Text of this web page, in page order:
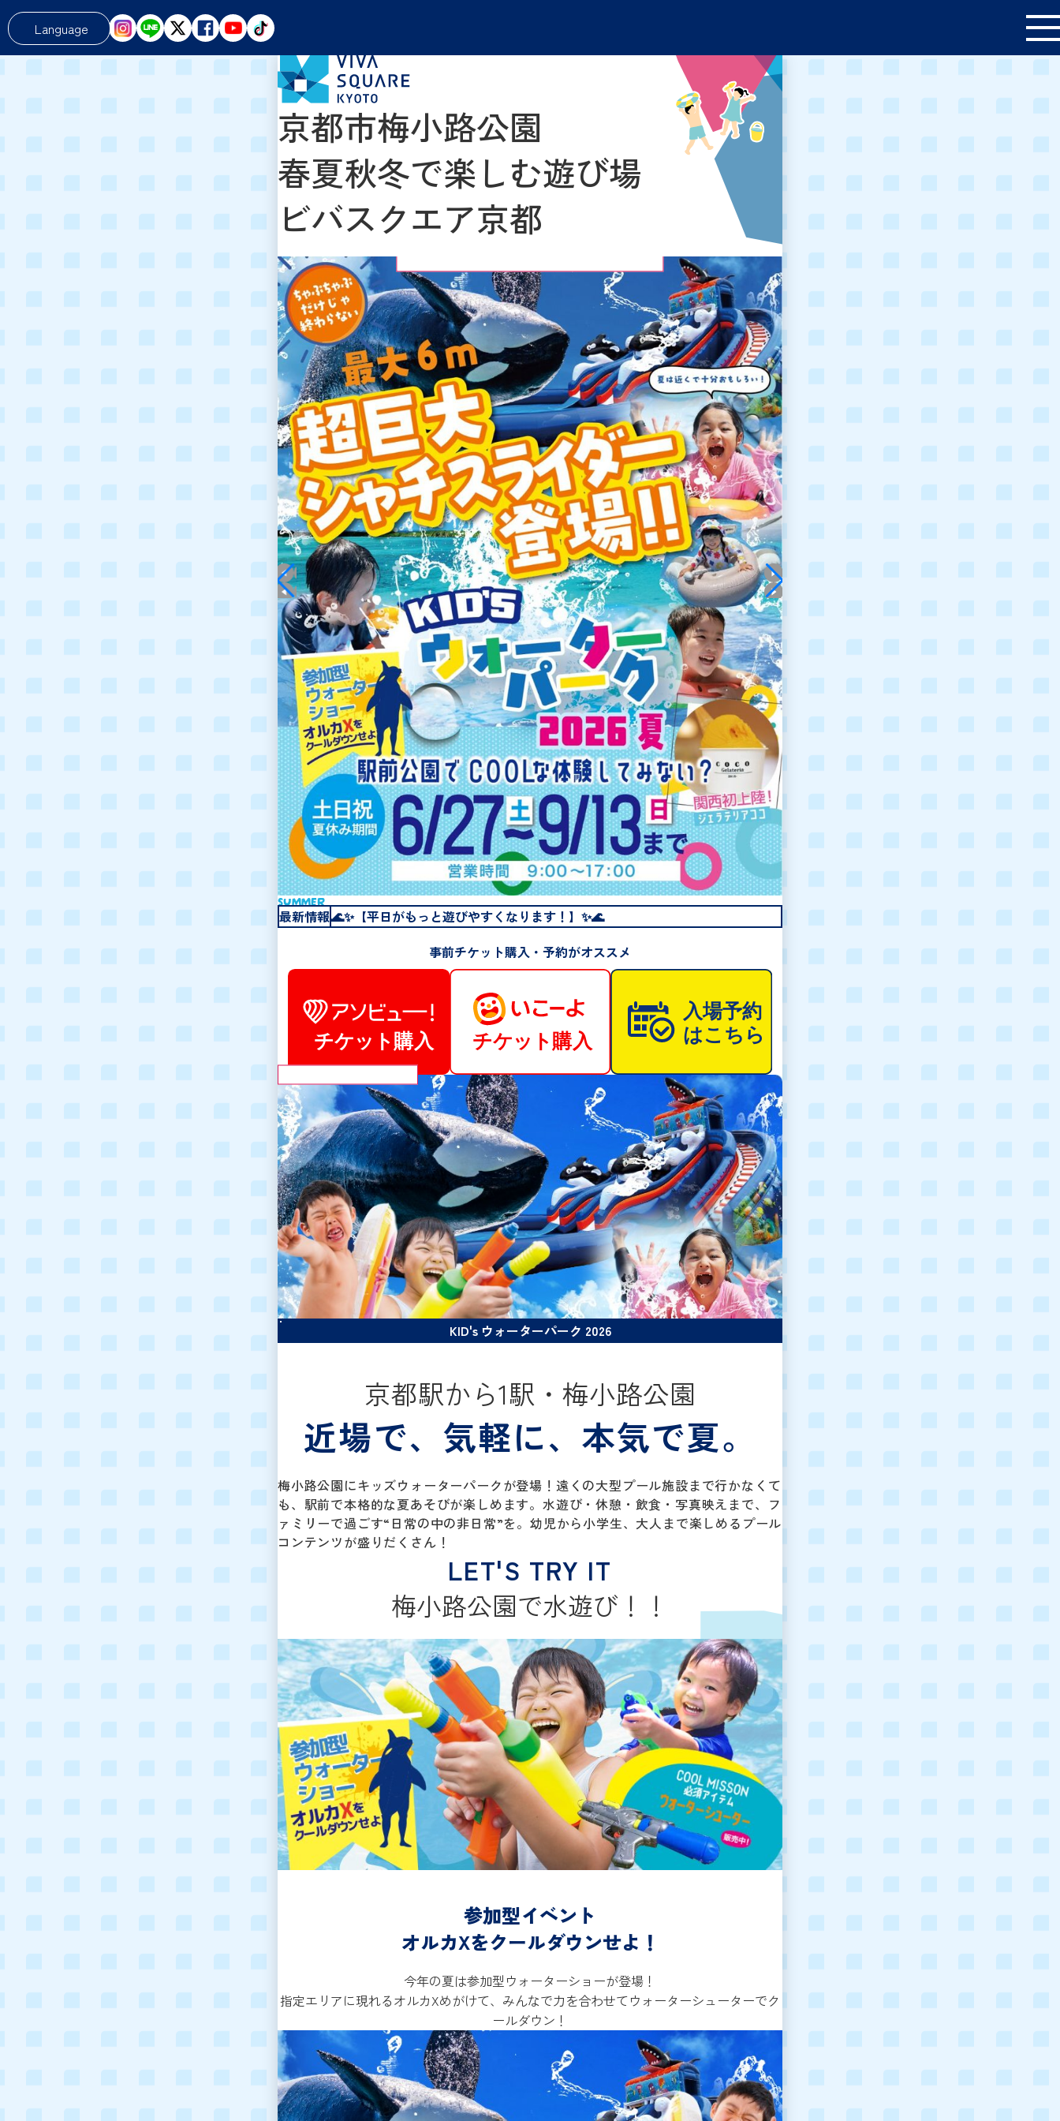
Language
京都市梅小路公園
春夏秋冬で楽しむ遊び場
ビバスクエア京都
SUMMER
AUTUMN
最新情報🌊✨【平日がもっと遊びやすくなります！】✨🌊
事前チケット購入・予約がオススメ
KID's ウォーターパーク 2026
京都駅から1駅・梅小路公園
近場で、気軽に、本気で夏。
梅小路公園にキッズウォーターパークが登場！遠くの大型プール施設まで行かなくて
も、駅前で本格的な夏あそびが楽しめます。水遊び・休憩・飲食・写真映えまで、フ
ァミリーで過ごす“日常の中の非日常”を。幼児から小学生、大人まで楽しめるプール
コンテンツが盛りだくさん！
梅小路公園で水遊び！！
参加型イベント
オルカXをクールダウンせよ！
今年の夏は参加型ウォーターショーが登場！
指定エリアに現れるオルカXめがけて、みんなで力を合わせてウォーターシューターでク
ールダウン！